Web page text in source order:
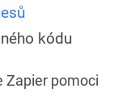
kódu
Zapier pomoci